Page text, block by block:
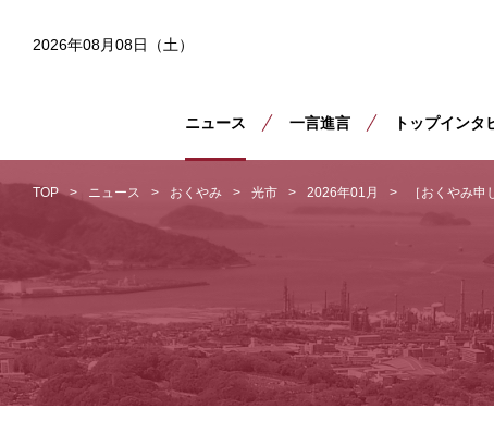
2026年08月08日（土）
ニュース 一言進言 トップインタ
TOP ニュース おくやみ 光市 2026年01月 ［おくやみ